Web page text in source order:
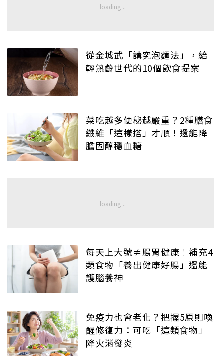
從金城武「講究泡麵法」，給
輕熟齡世代的10個飲食提案
菜吃越多便秘越嚴重？2種膳食
纖維「這樣搭」才順！還能降
膽固醇穩血糖
每天上大號≠腸胃健康！補充4
類食物「養出健康好腸」還能
護腦養神
免疫力也會老化？把握5原則喚
醒修復力：可吃「這類食物」
降火消發炎